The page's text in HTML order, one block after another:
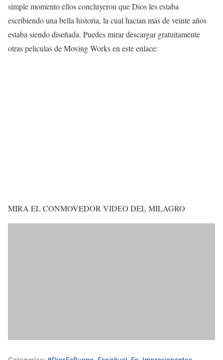
simple momento ellos concluyeron que Dios les estaba
escribiendo una bella historia, la cual hacían más de veinte años
estaba siendo diseñada. Puedes mirar descargar gratuitamente
otras peliculas de Moving Works en este enlace:
MIRA EL CONMOVEDOR VIDEO DEL MILAGRO